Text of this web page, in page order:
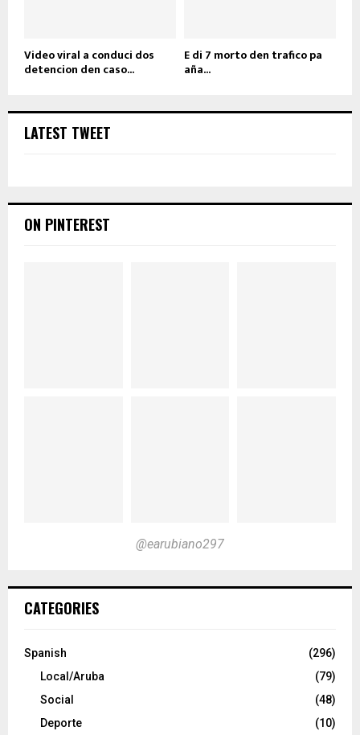
Video viral a conduci dos
detencion den caso...
E di 7 morto den trafico pa
aña...
LATEST TWEET
ON PINTEREST
@earubiano297
CATEGORIES
Spanish
(296)
Local/Aruba
(79)
Social
(48)
Deporte
(10)